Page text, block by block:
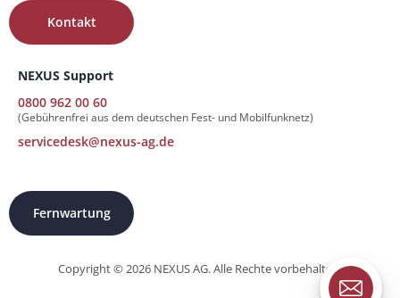
NEXUS Support
0800 962 00 60
(Gebührenfrei aus dem deutschen Fest- und Mobilfunknetz)
servicedesk@nexus-ag.de
Kontakt
Fernwartung
Copyright © 2026 NEXUS AG. Alle Rechte vorbehalten.